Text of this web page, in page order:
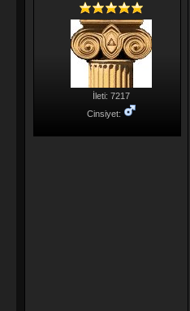
İleti: 7217
Cinsiyet: